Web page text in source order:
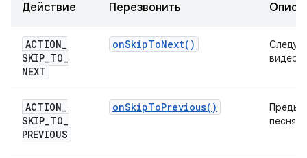
Действие Перезвонить
ACTION_
SKIP_TO_
NEXT
onSkipToNext( )
видео
ACTION_
SKIP_TO_
PREVIOUS
onSkipToPrevious( )
песня